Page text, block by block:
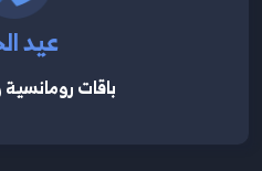
عيد
باقات